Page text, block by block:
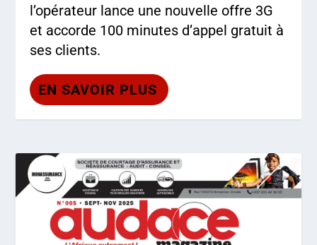
l’opérateur lance une nouvelle offre 3G
et accorde 100 minutes d’appel gratuit à
ses clients.
EN SAVOIR PLUS